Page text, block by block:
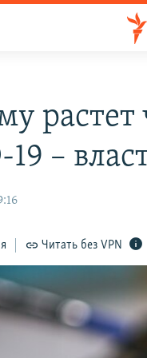
растет
19 –
Читать без VPN